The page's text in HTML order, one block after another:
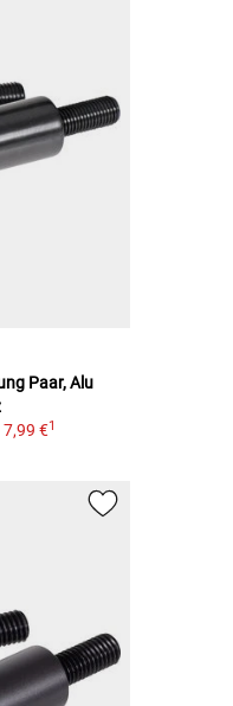
Paar, Alu
7,99 €1